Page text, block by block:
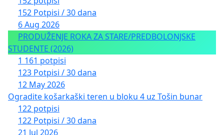
152 Potpisi / 30 dana
6 Aug 2026
PRODUŽENJE ROKA ZA STARE/PREDBOLONJSKE
STUDENTE (2026)
1 161 potpisi
123 Potpisi / 30 dana
12 May 2026
Ogradite košarkaški teren u bloku 4 uz Tošin bunar
122 potpisi
122 Potpisi / 30 dana
21 Jul 2026